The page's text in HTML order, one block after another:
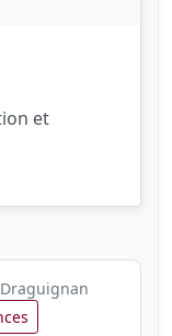
et